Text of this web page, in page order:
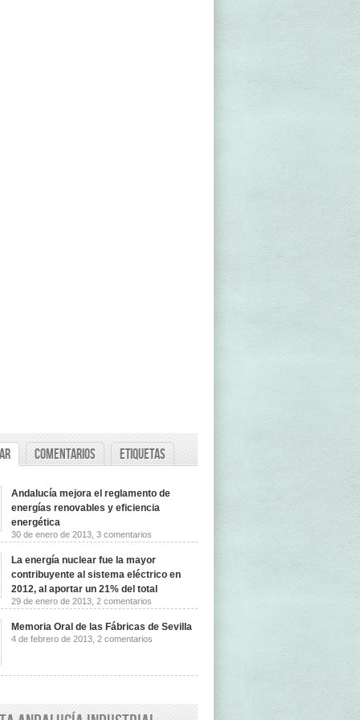
Comentarios Etiquetas
Andalucía mejora el reglamento de
energías renovables y eficiencia
energética
30 de enero de 2013, 3 comentarios
Andalucía
el
reglamento
energías
y
energética
La energía nuclear fue la mayor
contribuyente al sistema eléctrico en
2012, al aportar un 21% del total
29 de enero de 2013, 2 comentarios
La
nuclear
fue
al
en
2012,
Memoria Oral de las Fábricas de Sevilla
4 de febrero de 2013, 2 comentarios
las
Sevilla